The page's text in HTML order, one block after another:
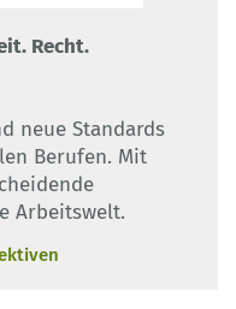
Recht.
neue Standards
Berufen. Mit
Arbeitswelt.